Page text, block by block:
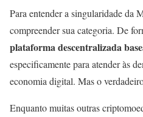
Para entender a singularidade da
compreender sua categoria. De
plataforma descentralizada
especificamente para atender às
economia digital. Mas o
Enquanto muitas outras